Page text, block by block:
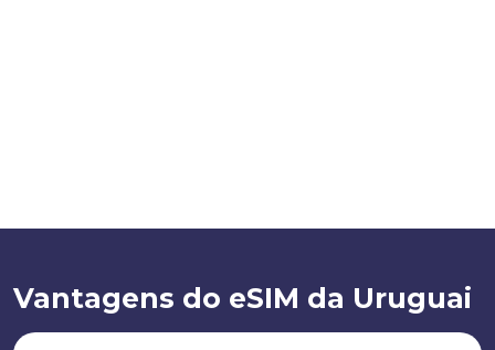
Vantagens do eSIM da Uruguai